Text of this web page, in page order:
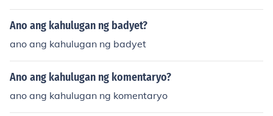
Ano ang kahulugan ng badyet?
ano ang kahulugan ng badyet
Ano ang kahulugan ng komentaryo?
ano ang kahulugan ng komentaryo